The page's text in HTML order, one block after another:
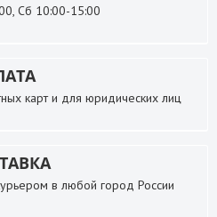
Сб 10:00-15:00
карт и для юридических лиц
в любой город России